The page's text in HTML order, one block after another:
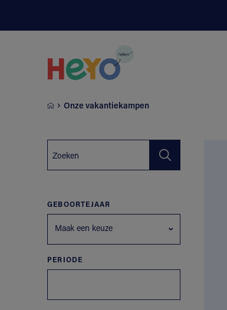
Onze vakantiekampen
GEBOORTEJAAR
Maak een keuze
PERIODE